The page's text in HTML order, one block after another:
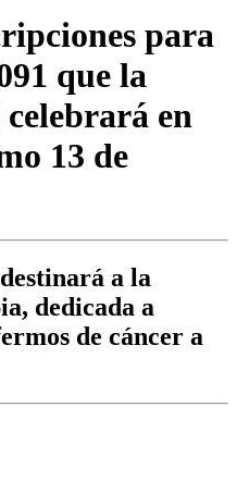
para
que la
en
13 de
a la
dedicada a
de cáncer a